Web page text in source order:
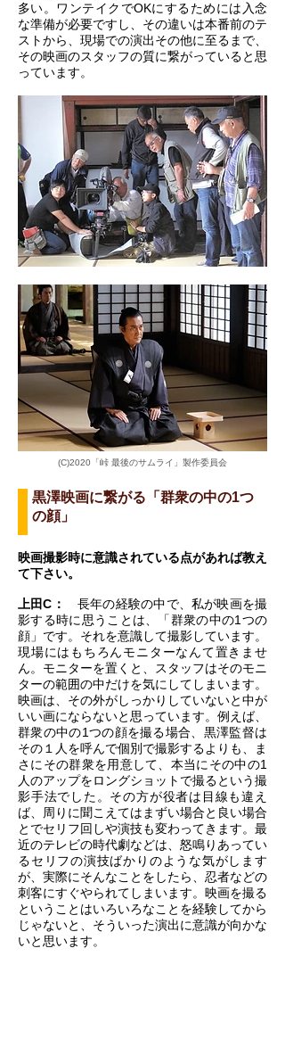
多い。ワンテイクでOKにするためには入念
な準備が必要ですし、その違いは本番前のテ
ストから、現場での演出その他に至るまで、
その映画のスタッフの質に繋がっていると思
っています。
(C)2020「峠 最後のサムライ」製作委員会
黒澤映画に繋がる「群衆の中の1つ
の顔」
映画撮影時に意識されている点があれば教え
て下さい。
上田C：
長年の経験の中で、私が映画を撮
影する時に思うことは、「群衆の中の1つの
顔」です。それを意識して撮影しています。
現場にはもちろんモニターなんて置きませ
ん。モニターを置くと、スタッフはそのモニ
ターの範囲の中だけを気にしてしまいます。
映画は、その外がしっかりしていないと中が
いい画にならないと思っています。例えば、
群衆の中の1つの顔を撮る場合、黒澤監督は
その１人を呼んで個別で撮影するよりも、ま
さにその群衆を用意して、本当にその中の1
人のアップをロングショットで撮るという撮
影手法でした。その方が役者は目線も違え
ば、周りに聞こえてはまずい場合と良い場合
とでセリフ回しや演技も変わってきます。最
近のテレビの時代劇などは、怒鳴りあってい
るセリフの演技ばかりのような気がします
が、実際にそんなことをしたら、忍者などの
刺客にすぐやられてしまいます。映画を撮る
ということはいろいろなことを経験してから
じゃないと、そういった演出に意識が向かな
いと思います。